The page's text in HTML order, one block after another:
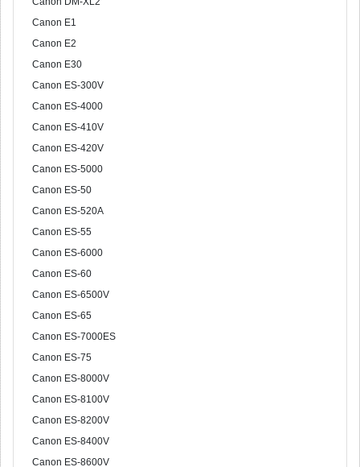
Canon E1
Canon E2
Canon E30
Canon ES-300V
Canon ES-4000
Canon ES-410V
Canon ES-420V
Canon ES-5000
Canon ES-50
Canon ES-520A
Canon ES-55
Canon ES-6000
Canon ES-60
Canon ES-6500V
Canon ES-65
Canon ES-7000ES
Canon ES-75
Canon ES-8000V
Canon ES-8100V
Canon ES-8200V
Canon ES-8400V
Canon ES-8600V